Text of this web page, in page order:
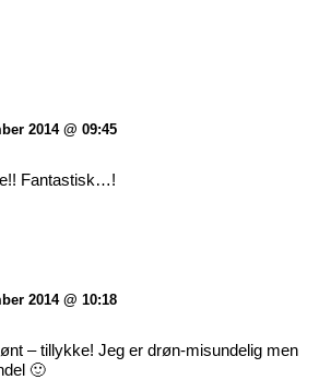
2014 @ 09:45
Fantastisk…!
2014 @ 10:18
– tillykke! Jeg er drøn-misundelig men
🙂